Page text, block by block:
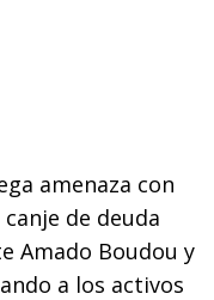
amenaza con
de deuda
Amado Boudou y
a los activos